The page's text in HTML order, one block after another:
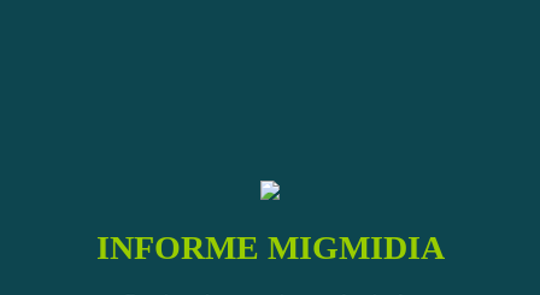
INFORME MIGMIDIA